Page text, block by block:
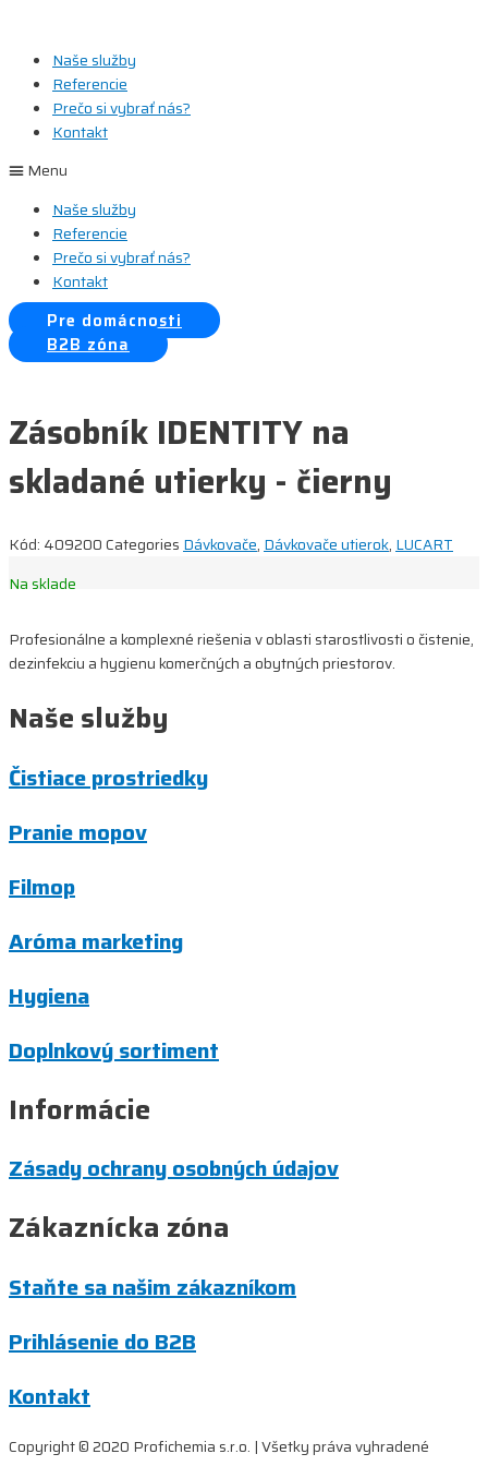
obsah Naše služby
Referencie
Prečo si vybrať nás?
Kontakt
Menu
Naše služby
Referencie
Prečo si vybrať nás?
Kontakt
Pre domácnosti
B2B zóna
Zásobník IDENTITY na
skladané utierky - čierny
Kód: 409200CategoriesDávkovače,Dávkovače utierok,LUCART
Na sklade
Profesionálne a komplexné riešenia v oblasti starostlivosti o čistenie,
dezinfekciu a hygienu komerčných a obytných priestorov.
Naše služby
Čistiace prostriedky
Pranie mopov
Filmop
Aróma marketing
Hygiena
Doplnkový sortiment
Informácie
Zásady ochrany osobných údajov
Zákaznícka zóna
Staňte sa našim zákazníkom
Prihlásenie do B2B
Kontakt
Copyright © 2020 Profichemia s.r.o. | Všetky práva vyhradené